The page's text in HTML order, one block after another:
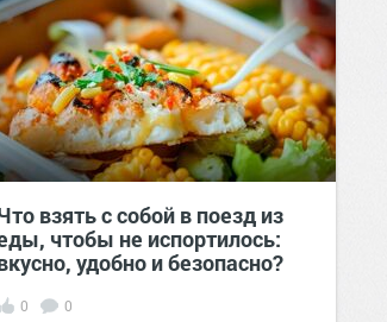
взять с собой в поезд из
чтобы не испортилось:
удобно и безопасно?
0 0